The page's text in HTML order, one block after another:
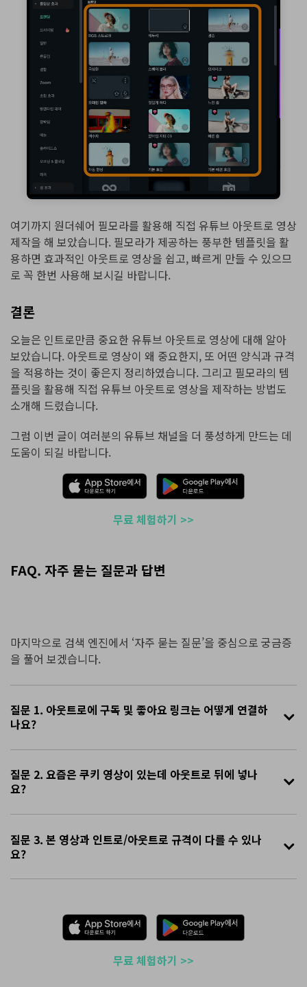
여기까지 원더쉐어 필모라를 활용해 직접 유튜브 아웃트로 영상
제작을 해 보았습니다. 필모라가 제공하는 풍부한 템플릿을 활
용하면 효과적인 아웃트로 영상을 쉽고, 빠르게 만들 수 있으므
로 꼭 한번 사용해 보시길 바랍니다.
결론
오늘은 인트로만큼 중요한 유튜브 아웃트로 영상에 대해 알아
보았습니다. 아웃트로 영상이 왜 중요한지, 또 어떤 양식과 규격
을 적용하는 것이 좋은지 정리하였습니다. 그리고 필모라의 템
플릿을 활용해 직접 유튜브 아웃트로 영상을 제작하는 방법도
소개해 드렸습니다.
그럼 이번 글이 여러분의 유튜브 채널을 더 풍성하게 만드는 데
도움이 되길 바랍니다.
무료 체험하기 >>
FAQ. 자주 묻는 질문과 답변
마지막으로 검색 엔진에서 ‘자주 묻는 질문’을 중심으로 궁금증
을 풀어 보겠습니다.
질문 1. 아웃트로에 구독 및 좋아요 링크는 어떻게 연결하
나요?
질문 2. 요즘은 쿠키 영상이 있는데 아웃트로 뒤에 넣나
요?
질문 3. 본 영상과 인트로/아웃트로 규격이 다를 수 있나
요?
무료 체험하기 >>